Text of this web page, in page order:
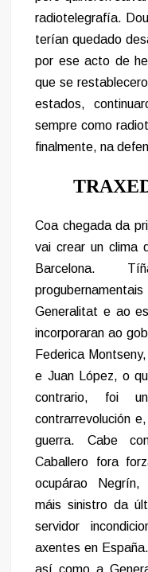
radiotelegrafía.
terían quedado
por ese acto de
que se
estados,
sempre como
finalmente, na
Coa chegada da
vai crear un clima
Barcelona.
Generalitat e ao
incorporaran ao
Federica
e Juan López, o
contrario, foi
contrarrevolución
guerra. Cabe
Caballero fora
ocupárao Negrín,
máis sinistro da
servidor
axentes en
así como a